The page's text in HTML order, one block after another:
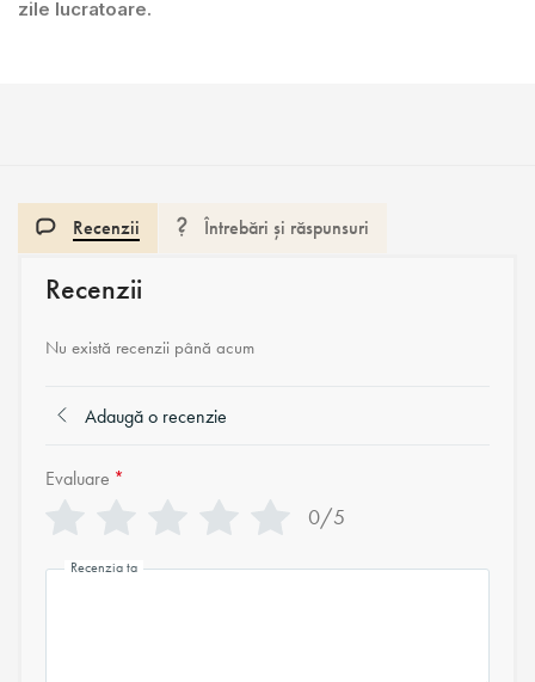
zile lucratoare.
Recenzii Întrebări și răspunsuri
Recenzii
Nu există recenzii până acum
Adaugă o recenzie
Evaluare *
0/5
Recenzia ta